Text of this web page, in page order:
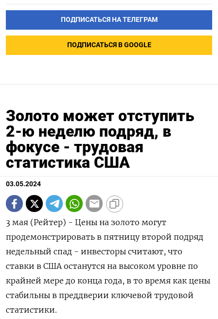
ПОДПИСАТЬСЯ НА ТЕЛЕГРАМ
ПОДПИСАТЬСЯ В GOOGLE
Золото может отступить
2-ю неделю подряд, в
фокусе - трудовая
статистика США
03.05.2024
3 мая (Рейтер) - Цены на золото могут
продемонстрировать в пятницу второй подряд
недельный спад - инвесторы считают, что
ставки в США останутся на высоком уровне по
крайней мере до конца года, в то время как цены
стабильны в преддверии ключевой трудовой
статистики.